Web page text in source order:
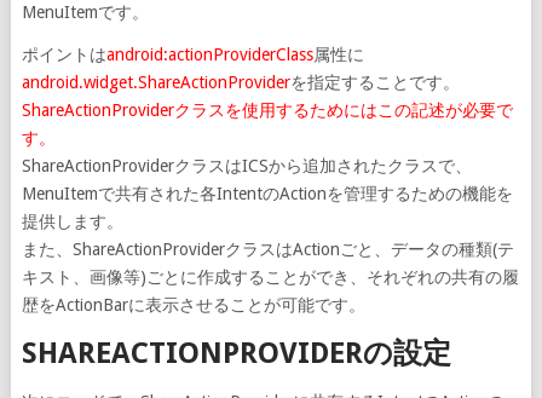
MenuItemです。
ポイントはandroid:actionProviderClass属性に
android.widget.ShareActionProviderを指定することです。
ShareActionProviderクラスを使用するためにはこの記述が必要で
す。
ShareActionProviderクラスはICSから追加されたクラスで、
MenuItemで共有された各IntentのActionを管理するための機能を
提供します。
また、ShareActionProviderクラスはActionごと、データの種類(テ
キスト、画像等)ごとに作成することができ、それぞれの共有の履
歴をActionBarに表示させることが可能です。
SHAREACTIONPROVIDERの設定